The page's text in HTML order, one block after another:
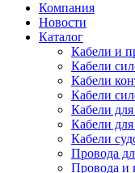
Компания
Новости
Каталог
Кабели и
Кабели
Кабели
Кабели
Кабели
Кабели
Кабели
Провода
Провода и